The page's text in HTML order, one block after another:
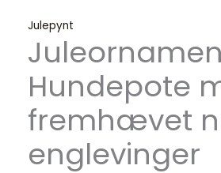
Julepynt
Hundepote
fremhævet
englevinger